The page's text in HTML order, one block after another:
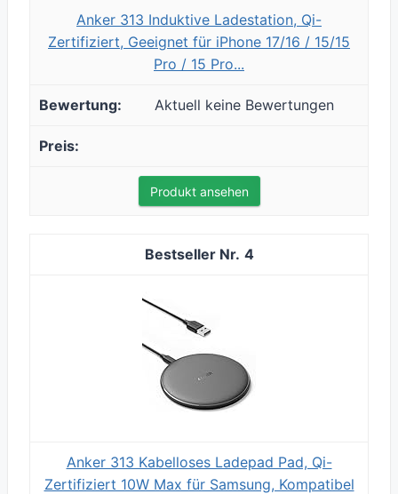
Anker 313 Induktive Ladestation, Qi-
Zertifiziert, Geeignet für iPhone 17/16 / 15/15
Pro / 15 Pro...
Aktuell keine Bewertungen
Produkt ansehen
4
Anker 313 Kabelloses Ladepad Pad, Qi-
Zertifiziert 10W Max für Samsung, Kompatibel